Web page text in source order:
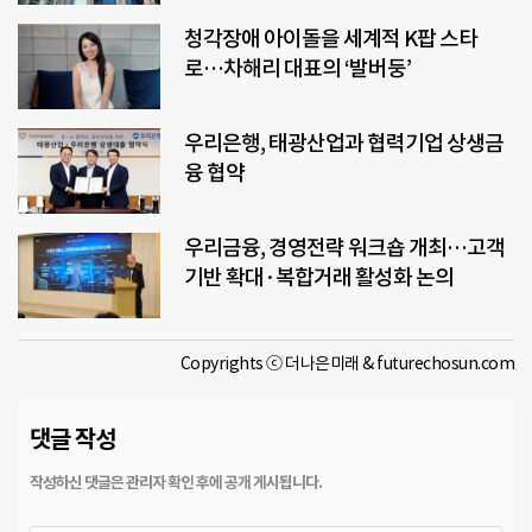
청각장애 아이돌을 세계적 K팝 스타
로…차해리 대표의 ‘발버둥’
우리은행, 태광산업과 협력기업 상생금
융 협약
우리금융, 경영전략 워크숍 개최…고객
기반 확대·복합거래 활성화 논의
Copyrights ⓒ 더나은미래 & futurechosun.com
댓글 작성